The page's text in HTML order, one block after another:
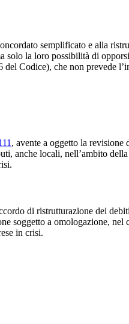
semplificato e alla
solo la loro possibilità di
Codice), che non prevede
, avente a oggetto la
anche locali, nell’ambito
di ristrutturazione dei
soggetto a omologazione,
in crisi.